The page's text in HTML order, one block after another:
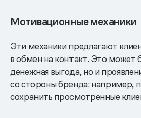
Мотивационные механики
Эти механики предлагают
в обмен на контакт. Это может
денежная выгода, но и
со стороны бренда: например,
сохранить просмотренные